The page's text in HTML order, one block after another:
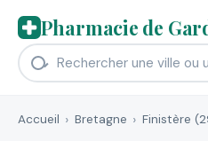
Pharmacie de
Accueil Bretagne Finistère